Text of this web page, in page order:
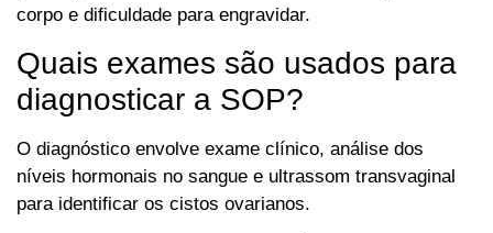
corpo e dificuldade para engravidar.
Quais exames são usados para
diagnosticar a SOP?
O diagnóstico envolve exame clínico, análise dos
níveis hormonais no sangue e ultrassom transvaginal
para identificar os cistos ovarianos.